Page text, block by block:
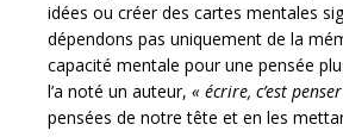
idées ou créer des cartes mentales
dépendons pas uniquement de la
capacité mentale pour une pensée
l’a noté un auteur, « écrire, c’est
pensées de notre tête et en les